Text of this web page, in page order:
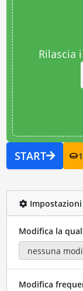
Rilascia
START 1
Modifica la
Modifica